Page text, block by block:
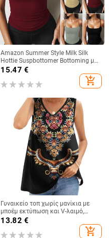
Amazon Summer Style Milk Silk
Hottie Suspbottomer Bottoming με
Ευρωπαϊκό και Αμερικανικό Στυλ
Λεπτό Κοντό Γιλέκο για Γυναίκες
15.47 €
add_shopping_cart
Γυναικείο τοπ χωρίς μανίκια με
μποέμ εκτύπωση και V-λαιμό,
ύφασμα πολυεστερική διχτυωτή
ύφανση, κανονικό μήκος 50–65 cm
13.82 €
add_shopping_cart